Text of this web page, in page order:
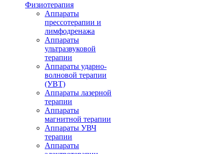
Физиотерапия
Аппараты
прессотерапии и
лимфодренажа
Аппараты
ультразвуковой
терапии
Аппараты ударно-
волновой терапии
(УВТ)
Аппараты лазерной
терапии
Аппараты
магнитной терапии
Аппараты УВЧ
терапии
Аппараты